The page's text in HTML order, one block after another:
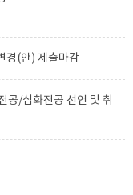
경(안) 제출마감
공/심화전공 선언 및 취